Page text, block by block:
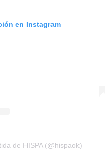
en Instagram
de HISPA (@hispaok)